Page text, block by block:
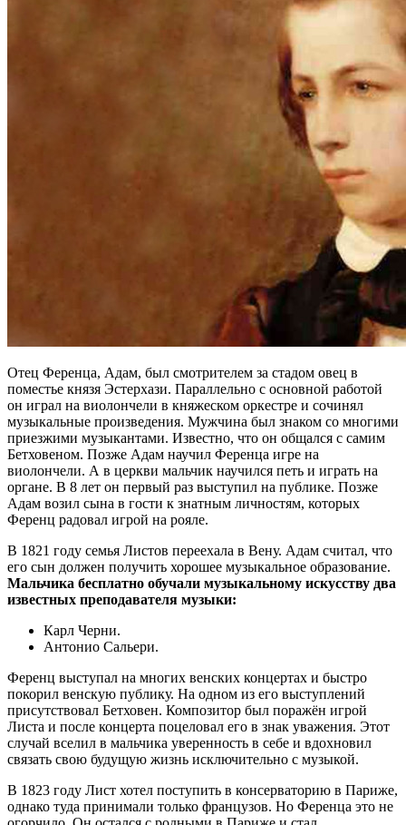
Отец Ференца, Адам, был смотрителем за стадом овец в
поместье князя Эстерхази. Параллельно с основной работой
он играл на виолончели в княжеском оркестре и сочинял
музыкальные произведения. Мужчина был знаком со многими
приезжими музыкантами. Известно, что он общался с самим
Бетховеном. Позже Адам научил Ференца игре на
виолончели. А в церкви мальчик научился петь и играть на
органе. В 8 лет он первый раз выступил на публике. Позже
Адам возил сына в гости к знатным личностям, которых
Ференц радовал игрой на рояле.
В 1821 году семья Листов переехала в Вену. Адам считал, что
его сын должен получить хорошее музыкальное образование.
Мальчика бесплатно обучали музыкальному искусству два
известных преподавателя музыки:
Карл Черни.
Антонио Сальери.
Ференц выступал на многих венских концертах и быстро
покорил венскую публику. На одном из его выступлений
присутствовал Бетховен. Композитор был поражён игрой
Листа и после концерта поцеловал его в знак уважения. Этот
случай вселил в мальчика уверенность в себе и вдохновил
связать свою будущую жизнь исключительно с музыкой.
В 1823 году Лист хотел поступить в консерваторию в Париже,
однако туда принимали только французов. Но Ференца это не